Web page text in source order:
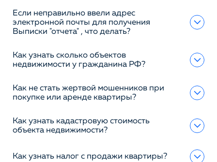
Если неправильно ввели адрес
электронной почты для получения
Выписки "отчета" , что делать?
Как узнать сколько объектов
недвижимости у гражданина РФ?
Как не стать жертвой мошенников при
покупке или аренде квартиры?
Как узнать кадастровую стоимость
объекта недвижимости?
Как узнать налог с продажи квартиры?